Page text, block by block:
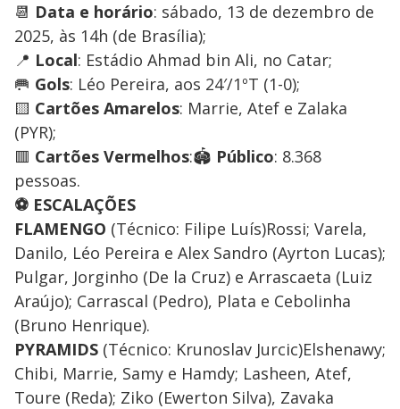
📆 Data e horário: sábado, 13 de dezembro de
2025, às 14h (de Brasília);
📍 Local: Estádio Ahmad bin Ali, no Catar;
🥅 Gols: Léo Pereira, aos 24′/1ºT (1-0);
🟨 Cartões Amarelos: Marrie, Atef e Zalaka
(PYR);
🟥 Cartões Vermelhos:🏟️ Público: 8.368
pessoas.
⚽ ESCALAÇÕES
FLAMENGO (Técnico: Filipe Luís)Rossi; Varela,
Danilo, Léo Pereira e Alex Sandro (Ayrton Lucas);
Pulgar, Jorginho (De la Cruz) e Arrascaeta (Luiz
Araújo); Carrascal (Pedro), Plata e Cebolinha
(Bruno Henrique).
PYRAMIDS (Técnico: Krunoslav Jurcic)Elshenawy;
Chibi, Marrie, Samy e Hamdy; Lasheen, Atef,
Toure (Reda); Ziko (Ewerton Silva), Zavaka